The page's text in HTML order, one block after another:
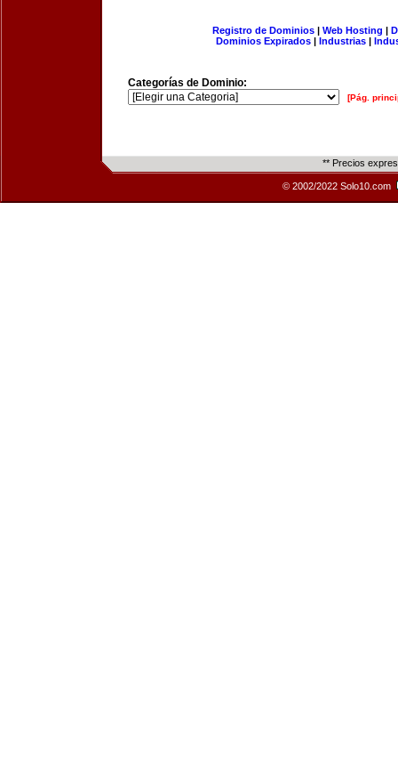
Registro de Dominios| Web Hosting |
Dominios Expirados | Industrias |
Categorías de Dominio:
[Pág.
** Precios
© 2002/2022 Solo10.com